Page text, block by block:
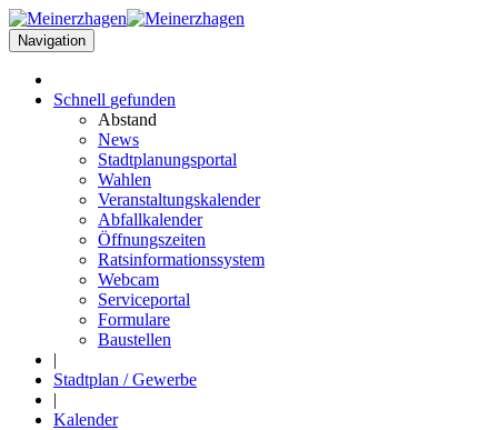
Navigation
Schnell gefunden
Abstand
News
Stadtplanungsportal
Wahlen
Veranstaltungskalender
Abfallkalender
Öffnungszeiten
Ratsinformationssystem
Webcam
Serviceportal
Formulare
Baustellen
|
Stadtplan / Gewerbe
|
Kalender